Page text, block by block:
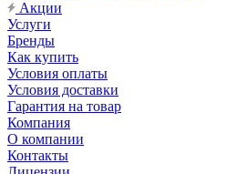
Акции
Услуги
Бренды
Как купить
Условия оплаты
Условия доставки
Гарантия на товар
Компания
О компании
Контакты